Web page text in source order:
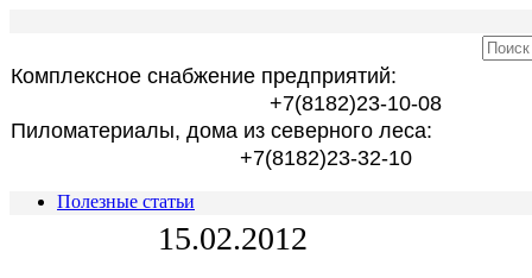
Комплексное снабжение предприятий:
+7(8182)23-10-08
Пиломатериалы, дома из северного леса:
+7(8182)23-32-10
Полезные статьи
15.02.2012